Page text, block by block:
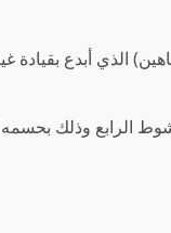
الذي أبدع بقيادة
وذلك بحسمه المعركة